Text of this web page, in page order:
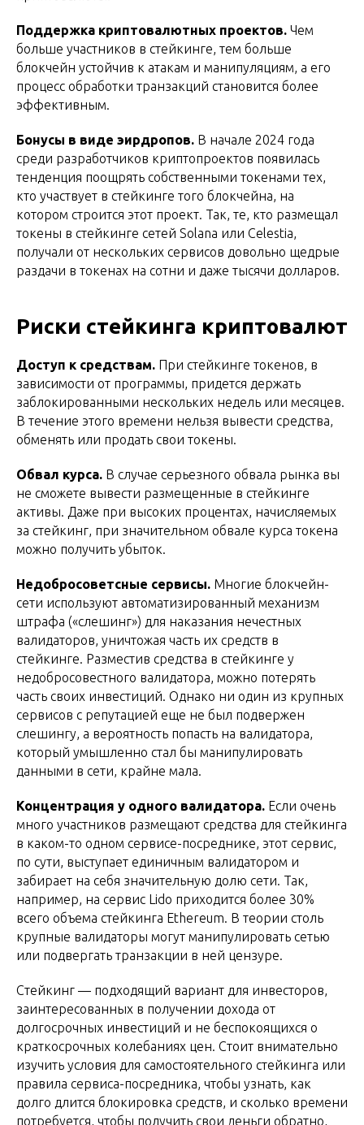
Поддержка криптовалютных проектов. Чем
больше участников в стейкинге, тем больше
блокчейн устойчив к атакам и манипуляциям, а его
процесс обработки транзакций становится более
эффективным.
Бонусы в виде эирдропов. В начале 2024 года
среди разработчиков криптопроектов появилась
тенденция поощрять собственными токенами тех,
кто участвует в стейкинге того блокчейна, на
котором строится этот проект. Так, те, кто размещал
токены в стейкинге сетей Solana или Celestia,
получали от нескольких сервисов довольно щедрые
раздачи в токенах на сотни и даже тысячи долларов.
Риски стейкинга криптовалют
Доступ к средствам. При стейкинге токенов, в
зависимости от программы, придется держать
заблокированными нескольких недель или месяцев.
В течение этого времени нельзя вывести средства,
обменять или продать свои токены.
Обвал курса. В случае серьезного обвала рынка вы
не сможете вывести размещенные в стейкинге
активы. Даже при высоких процентах, начисляемых
за стейкинг, при значительном обвале курса токена
можно получить убыток.
Недобросоветсные сервисы. Многие блокчейн-
сети используют автоматизированный механизм
штрафа («слешинг») для наказания нечестных
валидаторов, уничтожая часть их средств в
стейкинге. Разместив средства в стейкинге у
недобросовестного валидатора, можно потерять
часть своих инвестиций. Однако ни один из крупных
сервисов с репутацией еще не был подвержен
слешингу, а вероятность попасть на валидатора,
который умышленно стал бы манипулировать
данными в сети, крайне мала.
Концентрация у одного валидатора. Если очень
много участников размещают средства для стейкинга
в каком-то одном сервисе-посреднике, этот сервис,
по сути, выступает единичным валидатором и
забирает на себя значительную долю сети. Так,
например, на сервис Lido приходится более 30%
всего объема стейкинга Ethereum. В теории столь
крупные валидаторы могут манипулировать сетью
или подвергать транзакции в ней цензуре.
Стейкинг — подходящий вариант для инвесторов,
заинтересованных в получении дохода от
долгосрочных инвестиций и не беспокоящихся о
краткосрочных колебаниях цен. Стоит внимательно
изучить условия для самостоятельного стейкинга или
правила сервиса-посредника, чтобы узнать, как
долго длится блокировка средств, и сколько времени
потребуется, чтобы получить свои деньги обратно,